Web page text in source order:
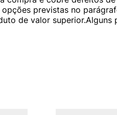
previstas no
de valor superior.Alguns